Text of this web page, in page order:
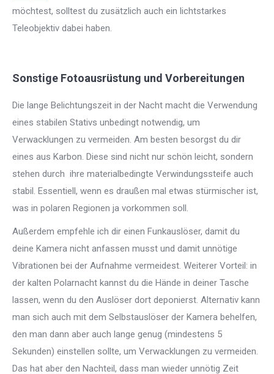
möchtest, solltest du zusätzlich auch ein lichtstarkes
Teleobjektiv dabei haben.
Sonstige Fotoausrüstung und Vorbereitungen
Die lange Belichtungszeit in der Nacht macht die Verwendung
eines stabilen Stativs unbedingt notwendig, um
Verwacklungen zu vermeiden. Am besten besorgst du dir
eines aus Karbon. Diese sind nicht nur schön leicht, sondern
stehen durch ihre materialbedingte Verwindungssteife auch
stabil. Essentiell, wenn es draußen mal etwas stürmischer ist,
was in polaren Regionen ja vorkommen soll.
Außerdem empfehle ich dir einen Funkauslöser, damit du
deine Kamera nicht anfassen musst und damit unnötige
Vibrationen bei der Aufnahme vermeidest. Weiterer Vorteil: in
der kalten Polarnacht kannst du die Hände in deiner Tasche
lassen, wenn du den Auslöser dort deponierst. Alternativ kann
man sich auch mit dem Selbstauslöser der Kamera behelfen,
den man dann aber auch lange genug (mindestens 5
Sekunden) einstellen sollte, um Verwacklungen zu vermeiden.
Das hat aber den Nachteil, dass man wieder unnötig Zeit